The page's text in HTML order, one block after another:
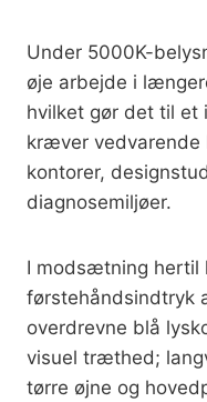
Under 5000K-
øje arbejde i
hvilket gør det til et
kræver vedvarende
kontorer,
diagnosemiljøer.
I modsætning hertil
førstehåndsindtryk
overdrevne blå
visuel træthed;
tørre øjne og